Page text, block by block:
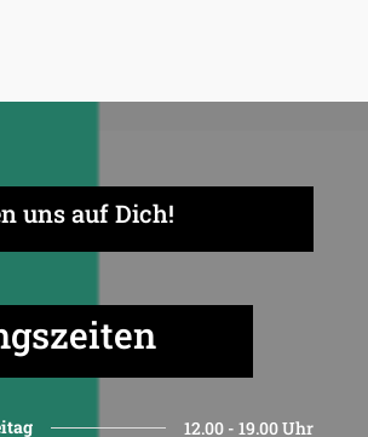
uns auf Dich!
12.00 - 19.00 Uhr